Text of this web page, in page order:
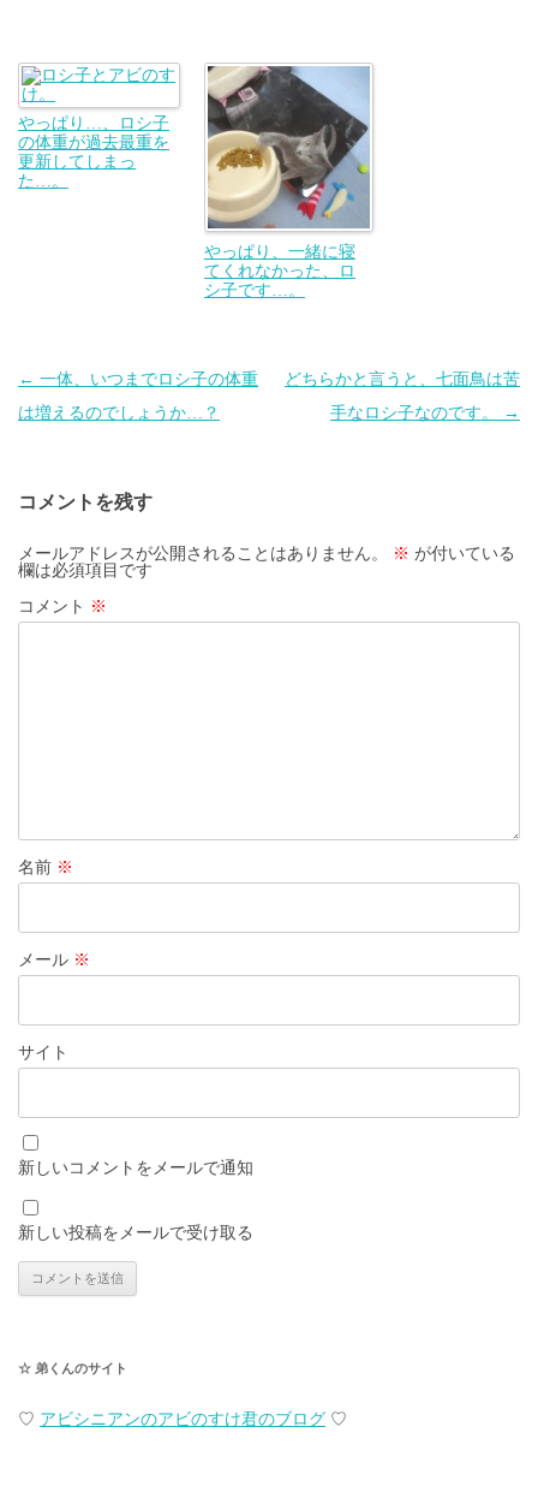
やっぱり…、ロシ子
の体重が過去最重を
更新してしまっ
た…。
やっぱり、一緒に寝
てくれなかった、ロ
シ子です…。
投
稿
ゲ
ー
シ
ョ
← 一体、いつまでロシ子の体重
は増えるのでしょうか…？
どちらかと言うと、七面鳥は苦
手なロシ子なのです。
→
コメントを残す
メールアドレスが公開されることはありません。 ※ が付いている
欄は必須項目です
コメント ※
名前 ※
メール ※
サイト
新しいコメントをメールで通知
新しい投稿をメールで受け取る
☆ 弟くんのサイト
♡ アビシニアンのアビのすけ君のブログ ♡